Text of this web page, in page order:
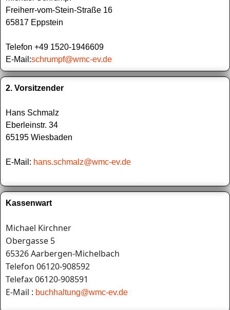
Freiherr-vom-Stein-Straße 16
65817 Eppstein
Telefon +49 1520-1946609
E-Mail:schrumpf@wmc-ev.de
2. Vorsitzender
Hans Schmalz
Eberleinstr. 34
65195 Wiesbaden
E-Mail: hans.schmalz@wmc-ev.de
Kassenwart
Michael Kirchner
Obergasse 5
65326 Aarbergen-Michelbach
Telefon 06120-908592
Telefax 06120-908591
E-Mail : buchhaltung@wmc-ev.de